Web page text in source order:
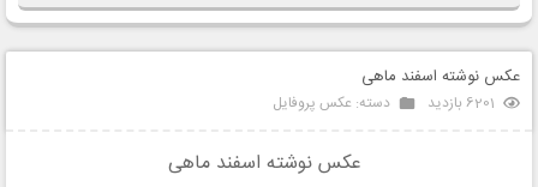
عکس نوشته اسفند ماهی
6201 بازدید دسته: عکس پروفایل
عکس نوشته اسفند ماهی